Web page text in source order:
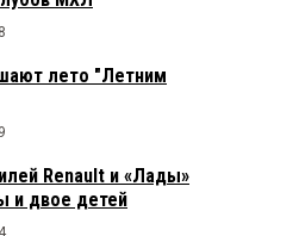
лето "Летним
Renault и «Лады»
и двое детей